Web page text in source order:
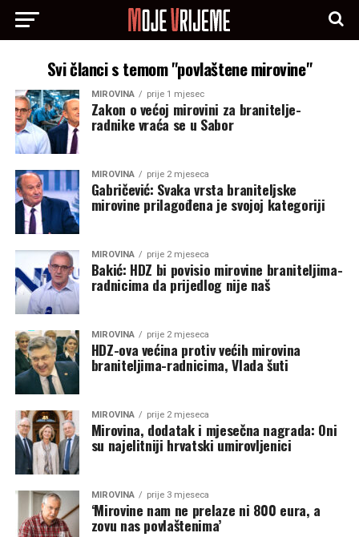
Svi članci s temom "povlaštene mirovine"
MIROVINA prije 1 mjesec
Zakon o većoj mirovini za branitelje-
radnike vraća se u Sabor
MIROVINA prije 2 mjeseca
Gabričević: Svaka vrsta braniteljske
mirovine prilagođena je svojoj kategoriji
MIROVINA prije 2 mjeseca
Bakić: HDZ bi povisio mirovine braniteljima-
radnicima da prijedlog nije naš
MIROVINA prije 2 mjeseca
HDZ-ova većina protiv većih mirovina
braniteljima-radnicima, Vlada šuti
MIROVINA prije 2 mjeseca
Mirovina, dodatak i mjesečna nagrada: Oni
su najelitniji hrvatski umirovljenici
MIROVINA prije 3 mjeseca
‘Mirovine nam ne prelaze ni 800 eura, a
zovu nas povlaštenima’